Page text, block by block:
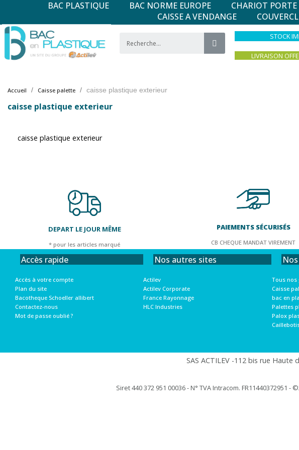
BAC PLASTIQUE BAC NORME EUROPE CHARIOT PORTE
CAISSE A VENDANGE
STOCK
LIVRAISON
Accueil Caisse palette caisse plastique exterieur
caisse plastique exterieur
caisse plastique exterieur
DEPART LE JOUR MÊME
* pour les articles marqué
PAIEMENTS SÉCURISÉS
CB CHEQUE MANDAT VIREMENT
Accès rapide
Accès à votre compte
Plan du site
Bacotheque Schoeller allibert
Contactez-nous
Mot de passe oublié ?
Nos autres sites
Actilev
Actilev Corporate
France Rayonnage
HLC Industries
Tous nos
Caisse
bac en
Palettes
Palox
SAS ACTILEV -112 bis rue Haute
Siret 440 372 951 00036 - N° TVA Intracom. FR11440372951